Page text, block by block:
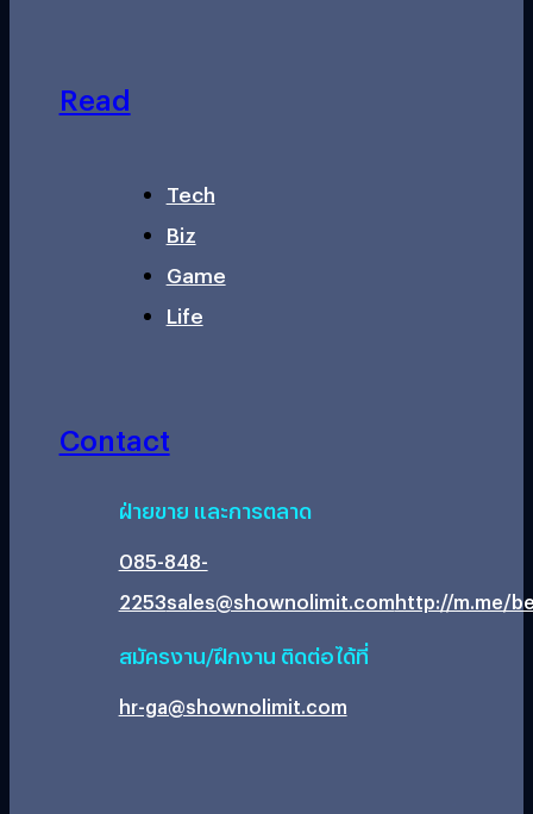
Read
Tech
Biz
Game
Life
Contact
ฝ่ายขาย และการตลาด
085-848-
2253sales@shownolimit.comhttp://m.me/
สมัครงาน/ฝึกงาน ติดต่อได้ที่
hr-ga@shownolimit.com